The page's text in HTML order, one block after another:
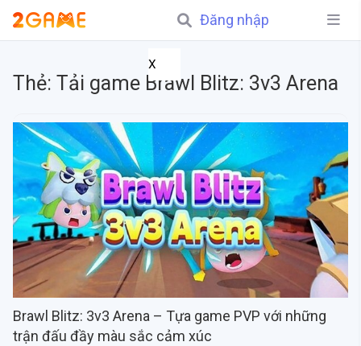
Đăng nhập
X
Thẻ: Tải game Brawl Blitz: 3v3 Arena
Brawl Blitz: 3v3 Arena – Tựa game PVP với những
trận đấu đầy màu sắc cảm xúc